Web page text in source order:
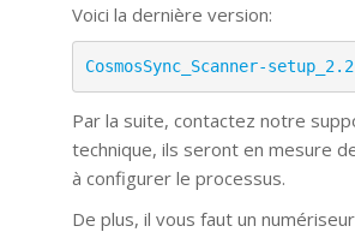
Voici la dernière version:
CosmosSync_Scanner-
Par la suite, contactez notre
technique, ils seront en mesure
à configurer le processus.
De plus, il vous faut un